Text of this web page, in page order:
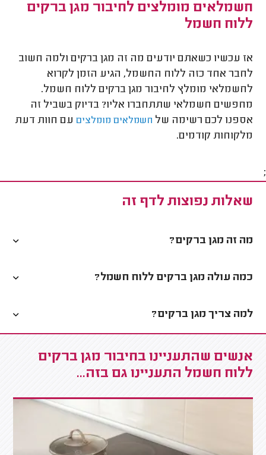
חשמלאים מומלצים לחיבור מגן ברקים
ללוח חשמל
אז עכשיו כשאתם יודעים מה זה מגן ברקים ולמה חשוב
לחבר אחד כזה ללוח החשמל, הגיע הזמן לקרוא
לחשמלאי מומלץ לחיבור מגן ברקים ללוח חשמל.
מחפשים חשמלאי שתתחברו אליו? בדיוק בשביל זה
אספנו לכם רשימה של חשמלאים מומלצים עם חוות דעת
מלקוחות קודמים.
;
שאלות נפוצות לדף זה
מה זה מגן ברקים?
כמה עולה מגן ברקים ללוח חשמל?
למה צריך מגן ברקים?
אנשים שהתעניינו בחיבור מגן ברקים
ללוח חשמל התעניינו גם בזה...